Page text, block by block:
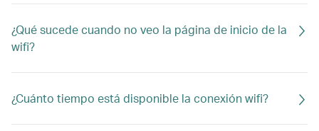
¿Qué sucede cuando no veo la página de inicio de la
wifi?
¿Cuánto tiempo está disponible la conexión wifi?